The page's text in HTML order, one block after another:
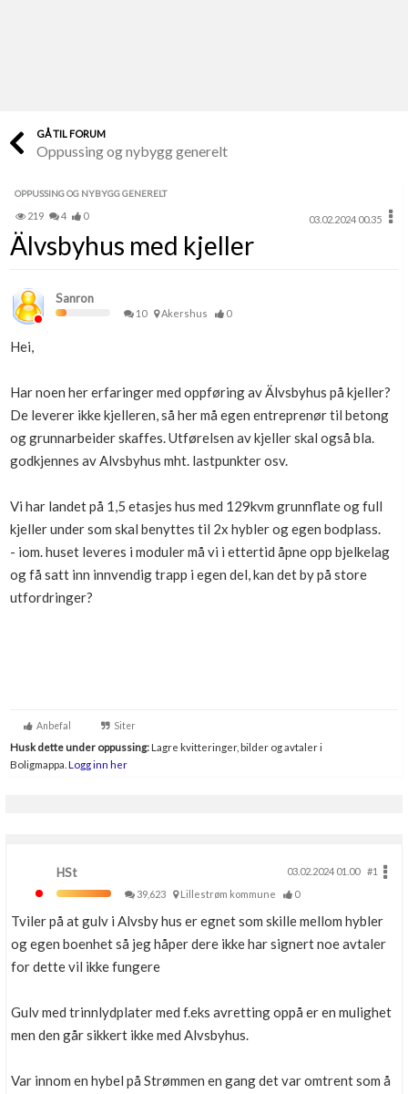
Finn håndverkere
Papirer som mangler
Skaff dokumentasjon som mangler
Kundeservice
Få svar på det du lurer på
Boligmappa+
Få mer ut av Boligmappa
Nytt
GÅ TIL FORUM
Oppussing og nybygg generelt
OPPUSSING OG NYBYGG GENERELT
219 4 0 03.02.2024 00.35
Älvsbyhus med kjeller
Sanron
10 Akershus 0
Hei,
Har noen her erfaringer med oppføring av Älvsbyhus på kjeller?
De leverer ikke kjelleren, så her må egen entreprenør til betong
og grunnarbeider skaffes. Utførelsen av kjeller skal også bla.
godkjennes av Alvsbyhus mht. lastpunkter osv.
Vi har landet på 1,5 etasjes hus med 129kvm grunnflate og full
kjeller under som skal benyttes til 2x hybler og egen bodplass.
- iom. huset leveres i moduler må vi i ettertid åpne opp bjelkelag
og få satt inn innvendig trapp i egen del, kan det by på store
utfordringer?
Anbefal Siter
Husk dette under oppussing:Lagre kvitteringer, bilder og avtaler i
Boligmappa. Logg inn her
HSt 03.02.2024 01.00
#1
39,623
Lillestrøm kommune 0
Tviler på at gulv i Alvsby hus er egnet som skille mellom hybler
og egen boenhet så jeg håper dere ikke har signert noe avtaler
for dette vil ikke fungere
Gulv med trinnlydplater med f.eks avretting oppå er en mulighet
men den går sikkert ikke med Alvsbyhus.
Var innom en hybel på Strømmen en gang det var omtrent som å